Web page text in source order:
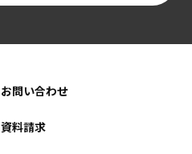
お問い合わせ
資料請求